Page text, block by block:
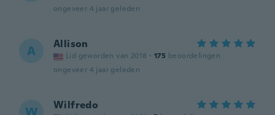
ongeveer 4 jaar geleden
A Allison
Lid geworden van 2018 · 175 beoordelingen
ongeveer 4 jaar geleden
Wilfredo